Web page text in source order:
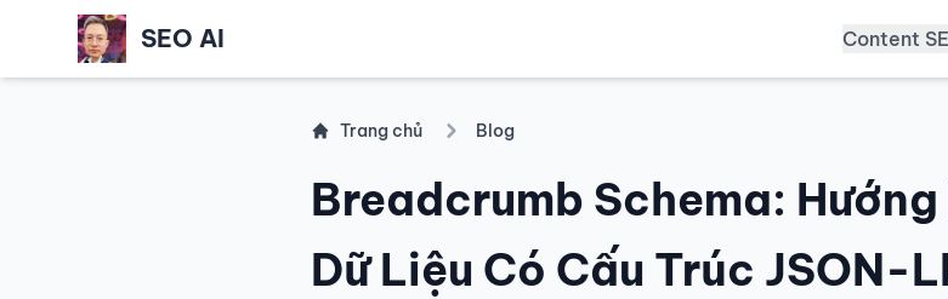
SEO AI Content
Trang chủ Blog
Breadcrumb Schema:
Dữ Liệu Có Cấu Trúc JSON-